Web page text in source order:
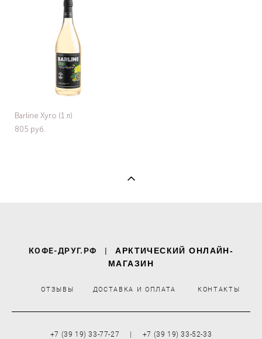
Barline Хуго (1 л)
805 pуб.
КОФЕ-ДРУГ.РФ |
АРКТИЧЕСКИЙ ОНЛАЙН-
МАГАЗИН
ОТЗЫВЫ ДОСТАВКА И ОПЛАТА КОНТАКТЫ
+7 (39 19) 33-77-27 | +7 (39 19) 33-52-33